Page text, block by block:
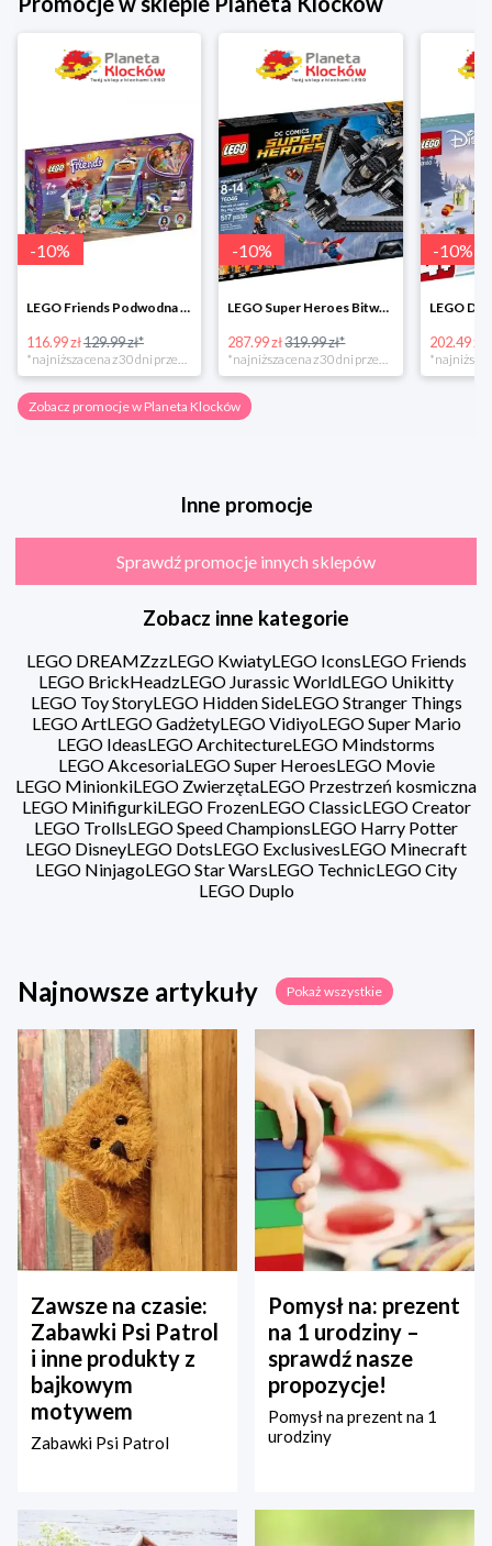
-10%
LEGO Friends Podwodna Frajda w super cenie
116.99 zł129.99 zł*
-10%
LEGO Super Heroes Bitwa powietrzna w super cenie
287.99 zł319.99 zł*
-10%
202.49 zł
Zobacz promocje w Planeta Klocków
Inne promocje
Sprawdź promocje innych sklepów
Zobacz inne kategorie
LEGO DREAMZzzLEGO KwiatyLEGO IconsLEGO Friends
LEGO BrickHeadzLEGO Jurassic WorldLEGO Unikitty
LEGO Toy StoryLEGO Hidden SideLEGO Stranger Things
LEGO ArtLEGO GadżetyLEGO VidiyoLEGO Super Mario
LEGO IdeasLEGO ArchitectureLEGO Mindstorms
LEGO AkcesoriaLEGO Super HeroesLEGO Movie
LEGO MinionkiLEGO ZwierzętaLEGO Przestrzeń kosmiczna
LEGO MinifigurkiLEGO FrozenLEGO ClassicLEGO Creator
LEGO TrollsLEGO Speed ChampionsLEGO Harry Potter
LEGO DisneyLEGO DotsLEGO ExclusivesLEGO Minecraft
LEGO NinjagoLEGO Star WarsLEGO TechnicLEGO City
LEGO Duplo
Najnowsze artykuły Pokaż wszystkie
Zawsze na czasie:
Zabawki Psi Patrol
i inne produkty z
bajkowym
motywem
Zabawki Psi Patrol
Pomysł na: prezent
na 1 urodziny –
sprawdź nasze
propozycje!
Pomysł na prezent na 1
urodziny